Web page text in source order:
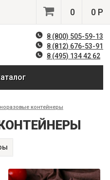
0 0 Р
8 (800) 505-59-13
8 (812) 676-53-91
8 (495) 134 42 62
контейнеры